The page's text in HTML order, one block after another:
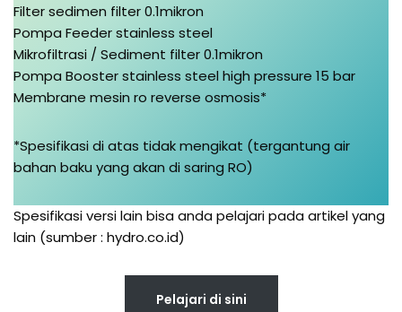
Filter sedimen filter 0.1mikron
Pompa Feeder stainless steel
Mikrofiltrasi / Sediment filter 0.1mikron
Pompa Booster stainless steel high pressure 15 bar
Membrane mesin ro reverse osmosis*
*Spesifikasi di atas tidak mengikat (tergantung air
bahan baku yang akan di saring RO)
Spesifikasi versi lain bisa anda pelajari pada artikel yang
lain (sumber : hydro.co.id)
Pelajari di sini